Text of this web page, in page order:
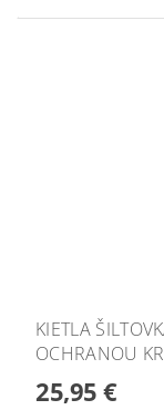
KIETLA
OCHRANOU
25,95 €